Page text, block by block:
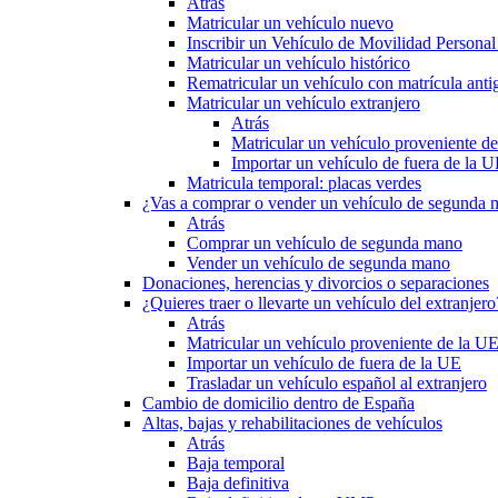
Matricular un vehículo nuevo
Inscribir un Vehículo de Movilidad
Matricular un vehículo histórico
Rematricular un vehículo con matrícula
Matricular un vehículo extranjero
Atrás
Matricular un vehículo proveniente
Importar un vehículo de fuera de la
Matricula temporal: placas verdes
¿Vas a comprar o vender un vehículo de segunda
Atrás
Comprar un vehículo de segunda mano
Vender un vehículo de segunda mano
Donaciones, herencias y divorcios o separaciones
¿Quieres traer o llevarte un vehículo del
Atrás
Matricular un vehículo proveniente de la UE
Importar un vehículo de fuera de la UE
Trasladar un vehículo español al extranjero
Cambio de domicilio dentro de España
Altas, bajas y rehabilitaciones de vehículos
Atrás
Baja temporal
Baja definitiva